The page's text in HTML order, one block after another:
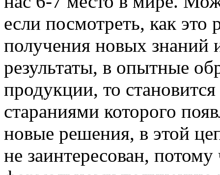
если посмотреть, как это
получения новых знаний
результаты, в опытные
продукции, то
стараниями которого
новые решения, в этой
не заинтересован,